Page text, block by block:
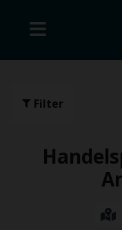
Filter